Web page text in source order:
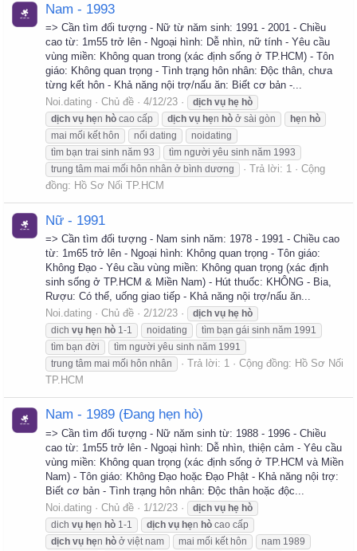
Nam - 1993
=> Cần tìm đối tượng - Nữ từ năm sinh: 1991 - 2001 - Chiều
cao từ: 1m55 trở lên - Ngoại hình: Dễ nhìn, nữ tính - Yêu cầu
vùng miền: Không quan trong (xác định sống ở TP.HCM) - Tôn
giáo: Không quan trọng - Tình trạng hôn nhân: Độc thân, chưa
từng kết hôn - Khả năng nội trợ/nấu ăn: Biết cơ bản -...
Noi.dating
Chủ đề 4/12/23 dịch vụ hẹ hò
dịch vụ hẹn hò cao cấp dịch vụ hẹn hò ở sài gòn hẹn hò
mai mối kết hôn
nối dating
noidating
tìm bạn trai sinh năm 93
tìm người yêu sinh năm 1993
trung tâm mai mối hôn nhân ở bình dương
Trả lời: 1
Cộng
đồng: Hồ Sơ Nối TP.HCM
Nữ - 1991
=> Cần tìm đối tượng - Nam sinh năm: 1978 - 1991 - Chiều cao
từ: 1m65 trở lên - Ngoại hình: Không quan trọng - Tôn giáo:
Không Đạo - Yêu cầu vùng miền: Không quan trọng (xác định
sinh sống ở TP.HCM & Miền Nam) - Hút thuốc: KHÔNG - Bia,
Rượu: Có thể, uống giao tiếp - Khả năng nội trợ/nấu ăn...
Noi.dating
Chủ đề 2/12/23 dịch vụ hẹ hò
dich vụ hẹn hò 1-1 noidating
tìm bạn gái sinh năm 1991
tìm bạn đời
tìm người yêu sinh năm 1991
trung tâm mai mối hôn nhân
Trả lời: 1 Cộng đồng: Hồ Sơ Nối
TP.HCM
Nam - 1989 (Đang hẹn hò)
=> Cần tìm đối tượng - Nữ năm sinh từ: 1988 - 1996 - Chiều
cao từ: 1m55 trở lên - Ngoại hình: Dễ nhìn, thiện cảm - Yêu cầu
vùng miền: Không quan trọng (xác định sống ở TP.HCM và Miền
Nam) - Tôn giáo: Không Đạo hoặc Đạo Phật - Khả năng nội trợ:
Biết cơ bản - Tình trạng hôn nhân: Độc thân hoặc độc...
Noi.dating
Chủ đề 1/12/23 dịch vụ hẹ hò
dich vụ hẹn hò 1-1 dịch vụ hẹn hò cao cấp
dịch vụ hẹn hò ở việt nam mai mối kết hôn
nam 1989